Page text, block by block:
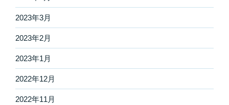
2023年3月
2023年2月
2023年1月
2022年12月
2022年11月